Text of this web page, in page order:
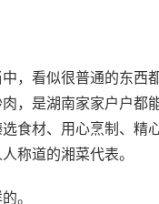
，看似很普通的东西
，是湖南家家户户都
食材、用心烹制、精
称道的湘菜代表。
。